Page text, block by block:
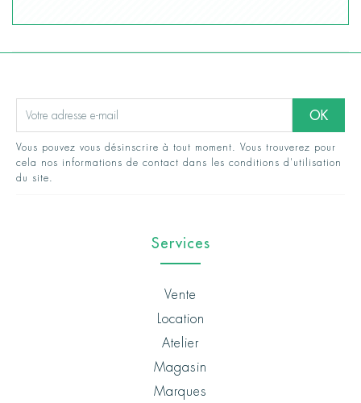
Vous pouvez vous désinscrire à tout moment. Vous trouverez pour
cela nos informations de contact dans les conditions d'utilisation
du site.
Services
Vente
Location
Atelier
Magasin
Marques